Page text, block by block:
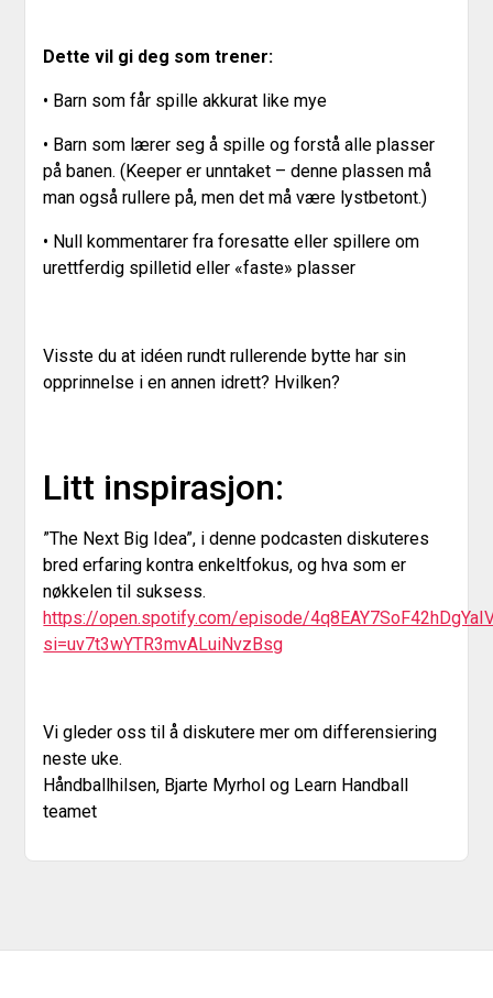
Dette vil gi deg som trener:
• Barn som får spille akkurat like mye
• Barn som lærer seg å spille og forstå alle plasser
på banen. (Keeper er unntaket – denne plassen må
man også rullere på, men det må være lystbetont.)
• Null kommentarer fra foresatte eller spillere om
urettferdig spilletid eller «faste» plasser
Visste du at idéen rundt rullerende bytte har sin
opprinnelse i en annen idrett? Hvilken?
Litt inspirasjon:
”The Next Big Idea”, i denne podcasten diskuteres
bred erfaring kontra enkeltfokus, og hva som er
nøkkelen til suksess.
https://open.spotify.com/episode/
si=uv7t3wYTR3mvALuiNvzBsg
Vi gleder oss til å diskutere mer om differensiering
neste uke.
Håndballhilsen, Bjarte Myrhol og Learn Handball
teamet